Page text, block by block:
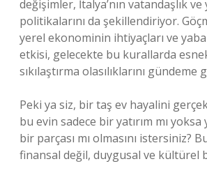
değişimler, İtalya’nın vatandaşlık ve
politikalarını da şekillendiriyor.
yerel ekonominin ihtiyaçları ve
etkisi, gelecekte bu kurallarda
sıkılaştırma olasılıklarını gündeme
Peki ya siz, bir taş ev hayalini
bu evin sadece bir yatırım mı yoksa
bir parçası mı olmasını istersiniz?
finansal değil, duygusal ve kültürel